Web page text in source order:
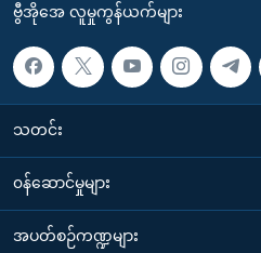
ဗွီအိုအေ လူမှုကွန်ယက်များ
သတင်း
၀န်ဆောင်မှုများ
အပတ်စဉ်ကဏ္ဍများ